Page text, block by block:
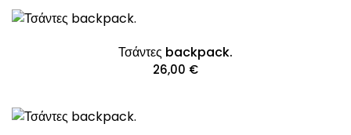
Τσάντες backpack.
26,00 €